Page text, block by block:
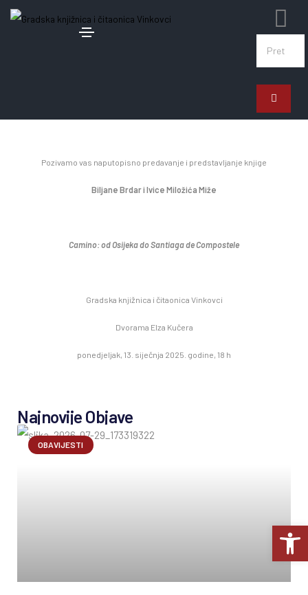
Pozivamo vas naputopisno predavanje i predstavljanje knjige
Biljane Brdar i Ivice Miložića Miže
Camino:od Osijeka do Santiaga de Compostele
Gradska knjižnica i čitaonica Vinkovci
Dvorama Elza Kučera
ponedjeljak, 13. siječnja 2025. godine, 18 h
Najnovije Objave
OBAVIJESTI